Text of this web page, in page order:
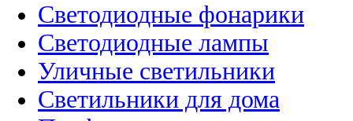
Светодиодные фонарики
Светодиодные лампы
Уличные светильники
Светильники для дома